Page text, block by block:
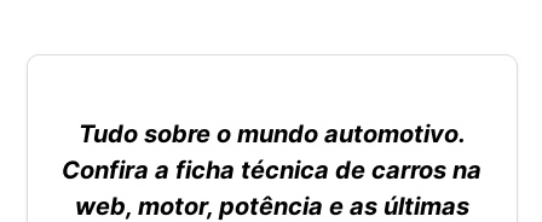
Tudo sobre o mundo automotivo.
Confira a ficha técnica de carros na
web, motor, potência e as últimas